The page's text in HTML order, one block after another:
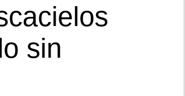
sin